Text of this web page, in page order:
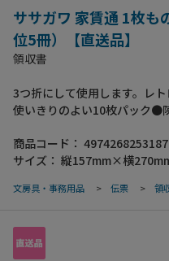
ササガワ 家賃通 1枚
位5冊）【直送品】
領収書
3つ折にして使用します。レ
使いきりのよい10枚パック●
商品コード： 4974268253187
サイズ： 縦157mm×横
文房具・事務用品 > 伝票 > 領